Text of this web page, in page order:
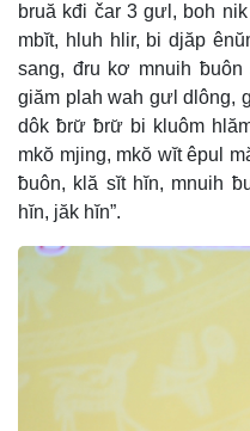
bruă kđi čar 3 gưl, boh
mbĭt, hluh hlir, bi djăp
sang, đru kơ mnuih
giăm plah wah gưl dlông,
dôk ƀrư̆ ƀrư̆ bi kluôm
mkŏ mjing, mkŏ wĭt êpul
ƀuôn, klă sĭt hĭn, mnuih
hĭn, jăk hĭn”.